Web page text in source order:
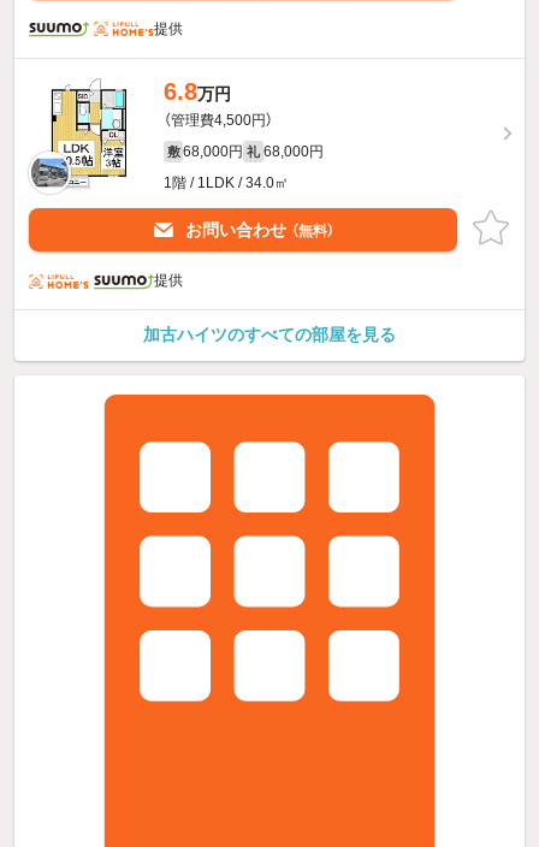
提供
6.8万円
（管理費4,500円）
敷 68,000円 礼 68,000円
1階 / 1LDK / 34.0㎡
お問い合わせ （無料）
提供
加古ハイツのすべての部屋を見る